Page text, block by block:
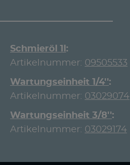
Schmieröl 1l
Artikelnummer: 09505533
Wartungseinheit 1/4''
Artikelnummer: 03029074
Wartungseinheit 3/8''
Artikelnummer: 03029174